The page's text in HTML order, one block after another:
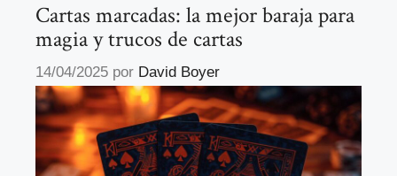
Cartas marcadas: la mejor baraja para
magia y trucos de cartas
14/04/2025 por David Boyer